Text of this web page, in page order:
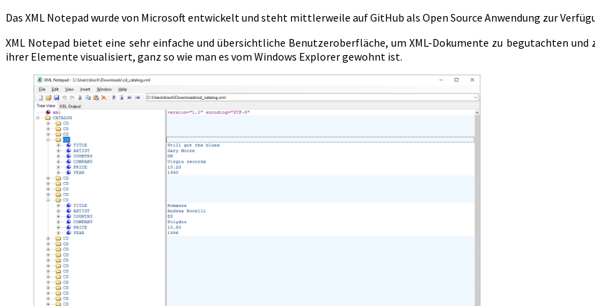
Das XML Notepad wurde von Microsoft entwickelt und steht mittlerweile auf GitHub als Open Source Anwendung zur
XML Notepad bietet eine sehr einfache und übersichtliche Benutzeroberfläche, um XML-Dokumente zu begutachten
ihrer Elemente visualisiert, ganz so wie man es vom Windows Explorer gewohnt ist.